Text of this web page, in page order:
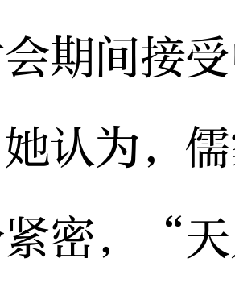
期间接
认为，
密，“